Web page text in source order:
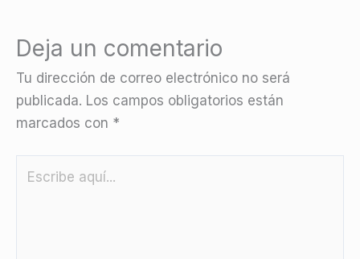
Deja un comentario
Tu dirección de correo electrónico no será
publicada. Los campos obligatorios están
marcados con *